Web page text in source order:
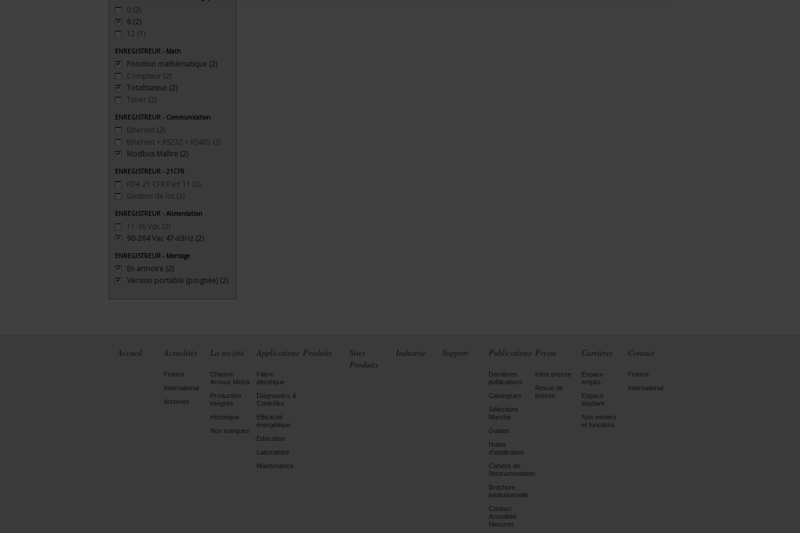
0 (2)
6 (2)
12 (1)
ENREGISTREUR - Math
Fonction mathématique (2)
Compteur (2)
Totalisateur (2)
Timer (2)
ENREGISTREUR - Communication
Ethernet (2)
Ethernet + RS232 + RS485 (2)
Modbus Maître (2)
ENREGISTREUR - 21CFR
FDA 21 CFR Part 11 (2)
Gestion de lot (2)
ENREGISTREUR - Alimentation
11-36 Vdc (2)
90-264 Vac 47-63Hz (2)
ENREGISTREUR - Montage
En armoire (2)
Version portable (poignée) (2)
Accueil Actualités
France
International
Archives
La société
Chauvin
Arnoux Metrix
Production
intégrée
Historique
Nos marques
Applications
Filière
électrique
Diagnostics &
Contrôles
Efficacité
énergétique
Education
Laboratoire
Maintenance
Produits
Sites
Produits
Industrie Support Publications
Dernières
publications
Catalogues
Sélections
Marché
Guides
Notes
d'application
Cahiers de
l'instrumentation
Brochure
institutionnelle
Contact
Actualités
Mesures
Presse
Infos presse
Revue de
presse
Carrières
Espace
emploi
Espace
étudiant
Nos métiers
et fonctions
Contact
France
International